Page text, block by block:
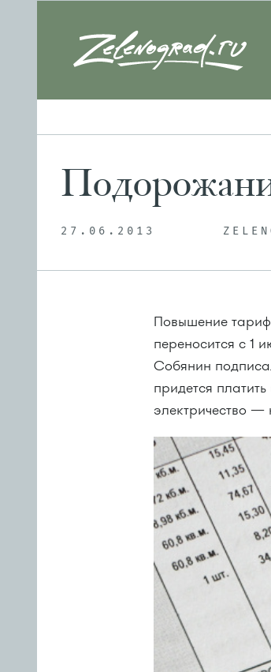
27.06.2013
Повышение
переносится с 1
Собянин
придется
электричество —